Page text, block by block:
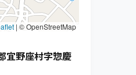
| © OpenStreetMap
宜野座村字惣慶